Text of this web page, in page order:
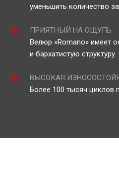
уменьшить количество
ПРИЯТНЫЙ НА ОЩУПЬ
Велюр «Romano» имеет
и бархатистую структуру.
ВЫСОКАЯ
Более 100 тысяч циклов